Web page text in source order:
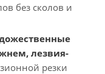
без сколов и
лезвия-
резки